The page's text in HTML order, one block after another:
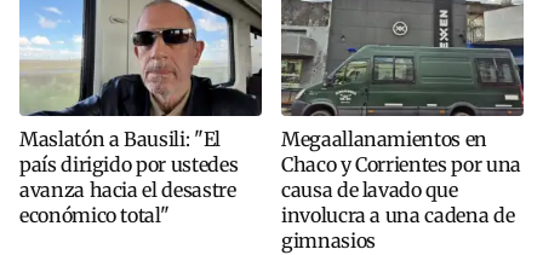
Maslatón a Bausili: "El
país dirigido por ustedes
avanza hacia el desastre
económico total"
Megaallanamientos en
Chaco y Corrientes por una
causa de lavado que
involucra a una cadena de
gimnasios